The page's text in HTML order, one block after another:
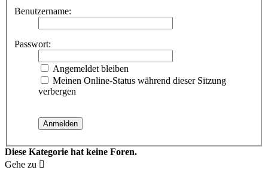
Benutzername:
Passwort:
Angemeldet bleiben
Meinen Online-Status während dieser Sitzung
verbergen
Diese Kategorie hat keine Foren.
Gehe zu